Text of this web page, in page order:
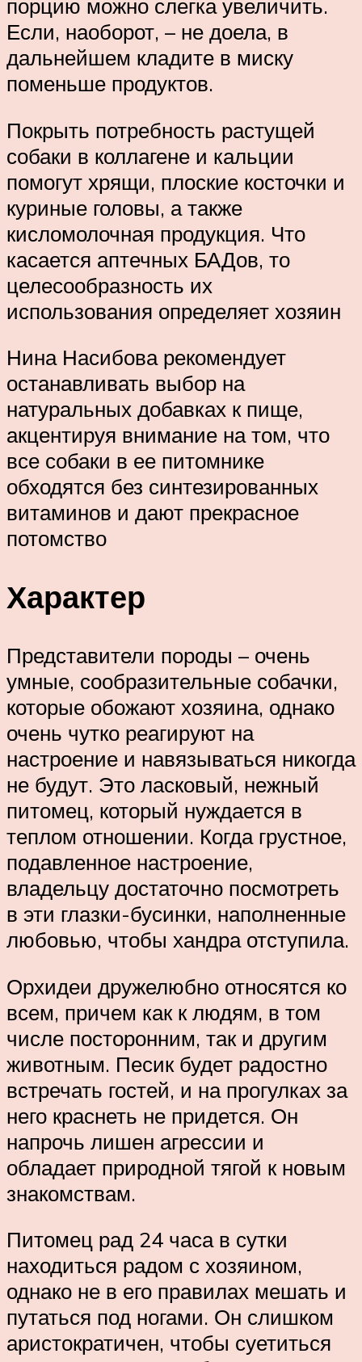
порцию можно слегка увеличить.
Если, наоборот, – не доела, в
дальнейшем кладите в миску
поменьше продуктов.
Покрыть потребность растущей
собаки в коллагене и кальции
помогут хрящи, плоские косточки и
куриные головы, а также
кисломолочная продукция. Что
касается аптечных БАДов, то
целесообразность их
использования определяет хозяин
Нина Насибова рекомендует
останавливать выбор на
натуральных добавках к пище,
акцентируя внимание на том, что
все собаки в ее питомнике
обходятся без синтезированных
витаминов и дают прекрасное
потомство
Характер
Представители породы – очень
умные, сообразительные собачки,
которые обожают хозяина, однако
очень чутко реагируют на
настроение и навязываться никогда
не будут. Это ласковый, нежный
питомец, который нуждается в
теплом отношении. Когда грустное,
подавленное настроение,
владельцу достаточно посмотреть
в эти глазки-бусинки, наполненные
любовью, чтобы хандра отступила.
Орхидеи дружелюбно относятся ко
всем, причем как к людям, в том
числе посторонним, так и другим
животным. Песик будет радостно
встречать гостей, и на прогулках за
него краснеть не придется. Он
напрочь лишен агрессии и
обладает природной тягой к новым
знакомствам.
Питомец рад 24 часа в сутки
находиться радом с хозяином,
однако не в его правилах мешать и
путаться под ногами. Он слишком
аристократичен, чтобы суетиться